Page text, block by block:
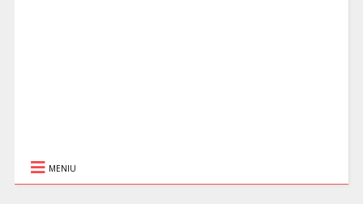
MENIU